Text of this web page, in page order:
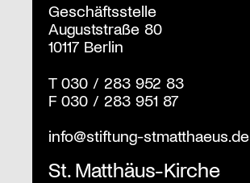
Geschäftsstelle
Auguststraße 80
10117 Berlin
T030 / 283 952 83
F030 / 283 951 87
info@stiftung-stmatthaeus.de
St. Matthäus-Kirche